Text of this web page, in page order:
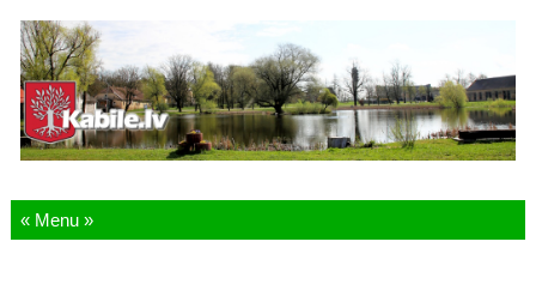
Skip to content